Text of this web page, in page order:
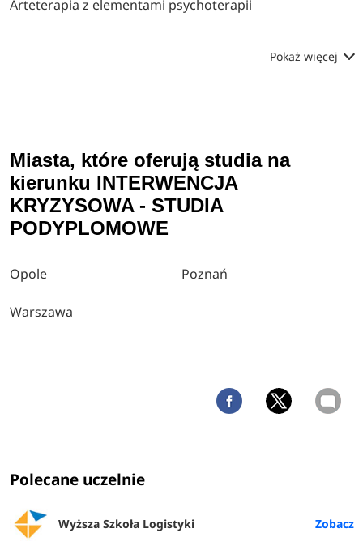
Arteterapia z elementami psychoterapii
Pokaż więcej
Miasta, które oferują studia na
kierunku INTERWENCJA
KRYZYSOWA - STUDIA
PODYPLOMOWE
Opole Poznań
Warszawa
Polecane uczelnie
Wyższa Szkoła Logistyki